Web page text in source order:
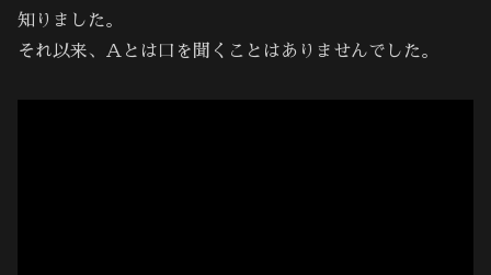
知りました。
それ以来、Ａとは口を聞くことはありませんでした。